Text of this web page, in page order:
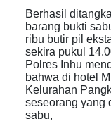
Berhasil
barang bukti
ribu butir pil
sekira pukul
Polres Inhu
bahwa di hotel
Kelurahan
seseorang yang
sabu,